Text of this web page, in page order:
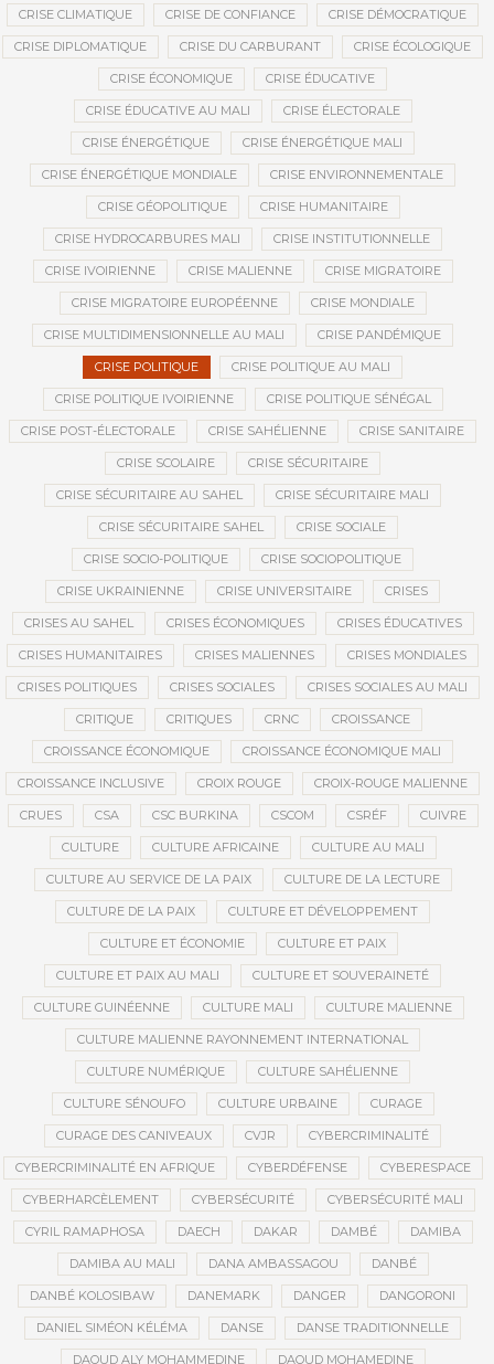
CRISE CLIMATIQUE CRISE DE CONFIANCE CRISE DÉMOCRATIQUE
CRISE DIPLOMATIQUE CRISE DU CARBURANT CRISE ÉCOLOGIQUE
CRISE ÉCONOMIQUE CRISE ÉDUCATIVE
CRISE ÉDUCATIVE AU MALI CRISE ÉLECTORALE
CRISE ÉNERGÉTIQUE CRISE ÉNERGÉTIQUE MALI
CRISE ÉNERGÉTIQUE MONDIALE CRISE ENVIRONNEMENTALE
CRISE GÉOPOLITIQUE CRISE HUMANITAIRE
CRISE HYDROCARBURES MALI CRISE INSTITUTIONNELLE
CRISE IVOIRIENNE CRISE MALIENNE CRISE MIGRATOIRE
CRISE MIGRATOIRE EUROPÉENNE CRISE MONDIALE
CRISE MULTIDIMENSIONNELLE AU MALI CRISE PANDÉMIQUE
CRISE POLITIQUE CRISE POLITIQUE AU MALI
CRISE POLITIQUE IVOIRIENNE CRISE POLITIQUE SÉNÉGAL
CRISE POST-ÉLECTORALE CRISE SAHÉLIENNE CRISE SANITAIRE
CRISE SCOLAIRE CRISE SÉCURITAIRE
CRISE SÉCURITAIRE AU SAHEL CRISE SÉCURITAIRE MALI
CRISE SÉCURITAIRE SAHEL CRISE SOCIALE
CRISE SOCIO-POLITIQUE CRISE SOCIOPOLITIQUE
CRISE UKRAINIENNE CRISE UNIVERSITAIRE CRISES
CRISES AU SAHEL CRISES ÉCONOMIQUES CRISES ÉDUCATIVES
CRISES HUMANITAIRES CRISES MALIENNES CRISES MONDIALES
CRISES POLITIQUES CRISES SOCIALES CRISES SOCIALES AU MALI
CRITIQUE CRITIQUES CRNC CROISSANCE
CROISSANCE ÉCONOMIQUE CROISSANCE ÉCONOMIQUE MALI
CROISSANCE INCLUSIVE CROIX ROUGE CROIX-ROUGE MALIENNE
CRUES CSA CSC BURKINA CSCOM CSRÉF CUIVRE
CULTURE CULTURE AFRICAINE CULTURE AU MALI
CULTURE AU SERVICE DE LA PAIX CULTURE DE LA LECTURE
CULTURE DE LA PAIX CULTURE ET DÉVELOPPEMENT
CULTURE ET ÉCONOMIE CULTURE ET PAIX
CULTURE ET PAIX AU MALI CULTURE ET SOUVERAINETÉ
CULTURE GUINÉENNE CULTURE MALI CULTURE MALIENNE
CULTURE MALIENNE RAYONNEMENT INTERNATIONAL
CULTURE NUMÉRIQUE CULTURE SAHÉLIENNE
CULTURE SÉNOUFO CULTURE URBAINE CURAGE
CURAGE DES CANIVEAUX CVJR CYBERCRIMINALITÉ
CYBERCRIMINALITÉ EN AFRIQUE CYBERDÉFENSE CYBERESPACE
CYBERHARCÈLEMENT CYBERSÉCURITÉ CYBERSÉCURITÉ MALI
CYRIL RAMAPHOSA DAECH DAKAR DAMBÉ DAMIBA
DAMIBA AU MALI DANA AMBASSAGOU DANBÉ
DANBÉ KOLOSIBAW DANEMARK DANGER DANGORONI
DANIEL SIMÉON KÉLÉMA DANSE DANSE TRADITIONNELLE
DAOUD ALY MOHAMMEDINE DAOUD MOHAMEDINE